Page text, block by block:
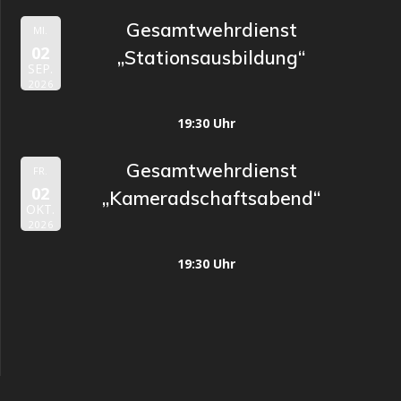
MI.
02
SEP.
2026
Gesamtwehrdienst
„Stationsausbildung“
19:30 Uhr
FR.
02
OKT.
2026
Gesamtwehrdienst
„Kameradschaftsabend“
19:30 Uhr